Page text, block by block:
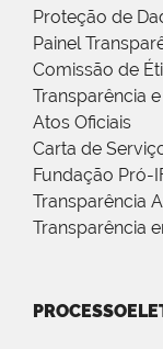
Proteção de
Painel
Comissão de
Transparência
Atos Oficiais
Carta de
Fundação Pró-
Transparência
Transparência